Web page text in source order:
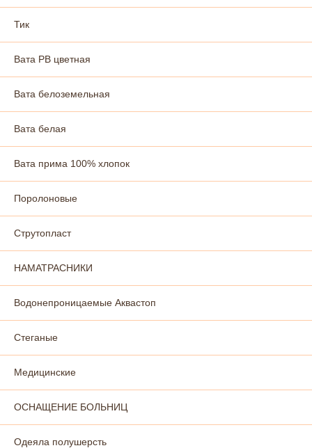
Тик
Вата РВ цветная
Вата белоземельная
Вата белая
Вата прима 100% хлопок
Поролоновые
Струтопласт
НАМАТРАСНИКИ
Водонепроницаемые Аквастоп
Стеганые
Медицинские
ОСНАЩЕНИЕ БОЛЬНИЦ
Одеяла полушерсть